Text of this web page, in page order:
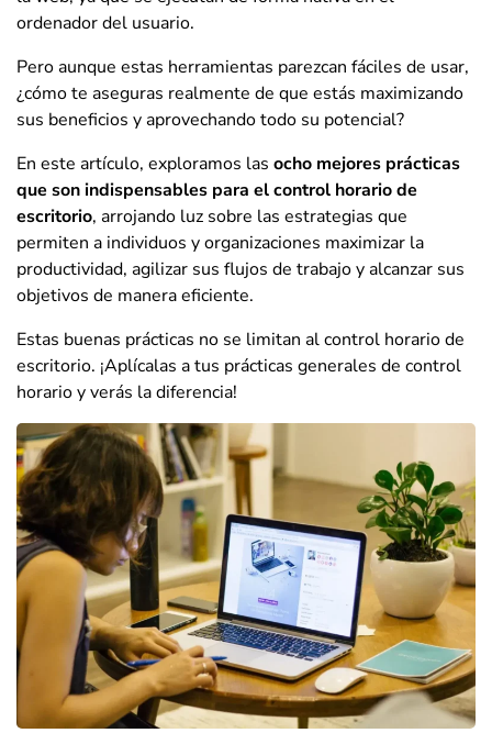
ordenador del usuario.
Pero aunque estas herramientas parezcan fáciles de usar,
¿cómo te aseguras realmente de que estás maximizando
sus beneficios y aprovechando todo su potencial?
En este artículo, exploramos las ocho mejores prácticas
que son indispensables para el control horario de
escritorio, arrojando luz sobre las estrategias que
permiten a individuos y organizaciones maximizar la
productividad, agilizar sus flujos de trabajo y alcanzar sus
objetivos de manera eficiente.
Estas buenas prácticas no se limitan al control horario de
escritorio. ¡Aplícalas a tus prácticas generales de control
horario y verás la diferencia!